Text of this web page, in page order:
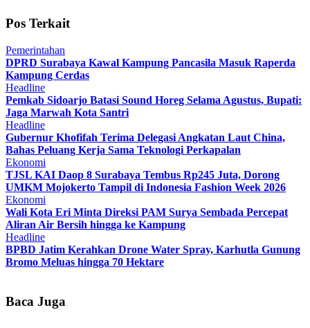
Pos Terkait
Pemerintahan
DPRD Surabaya Kawal Kampung Pancasila Masuk Raperda
Kampung Cerdas
Headline
Pemkab Sidoarjo Batasi Sound Horeg Selama Agustus, Bupati:
Jaga Marwah Kota Santri
Headline
Gubernur Khofifah Terima Delegasi Angkatan Laut China,
Bahas Peluang Kerja Sama Teknologi Perkapalan
Ekonomi
TJSL KAI Daop 8 Surabaya Tembus Rp245 Juta, Dorong
UMKM Mojokerto Tampil di Indonesia Fashion Week 2026
Ekonomi
Wali Kota Eri Minta Direksi PAM Surya Sembada Percepat
Aliran Air Bersih hingga ke Kampung
Headline
BPBD Jatim Kerahkan Drone Water Spray, Karhutla Gunung
Bromo Meluas hingga 70 Hektare
Baca Juga